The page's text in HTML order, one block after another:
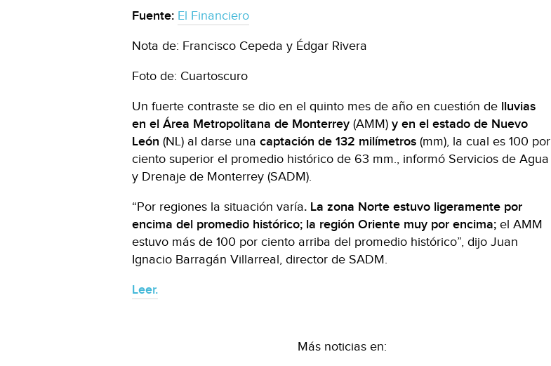
Fuente: El Financiero
Nota de: Francisco Cepeda y Édgar Rivera
Foto de: Cuartoscuro
Un fuerte contraste se dio en el quinto mes de año en cuestión de lluvias
en el Área Metropolitana de Monterrey (AMM) y en el estado de Nuevo
León (NL) al darse una captación de 132 milímetros (mm), la cual es 100 por
ciento superior el promedio histórico de 63 mm., informó Servicios de Agua
y Drenaje de Monterrey (SADM).
“Por regiones la situación varía. La zona Norte estuvo ligeramente por
encima del promedio histórico; la región Oriente muy por encima; el AMM
estuvo más de 100 por ciento arriba del promedio histórico”, dijo Juan
Ignacio Barragán Villarreal, director de SADM.
Leer.
Más noticias en: